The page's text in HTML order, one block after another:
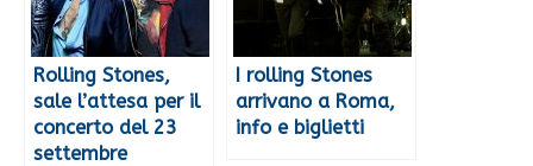
Rolling Stones,
sale l’attesa per il
concerto del 23
settembre
I rolling Stones
arrivano a Roma,
info e biglietti